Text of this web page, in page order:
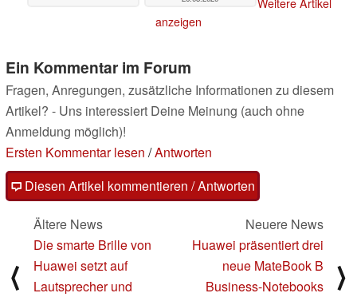
Weitere Artikel
anzeigen
Ein Kommentar im Forum
Fragen, Anregungen, zusätzliche Informationen zu diesem
Artikel? - Uns interessiert Deine Meinung (auch ohne
Anmeldung möglich)!
Ersten Kommentar lesen /Antworten
Diesen Artikel kommentieren / Antworten
⟨
Ältere News
Die smarte Brille von
Huawei setzt auf
Lautsprecher und
Neuere News
Huawei präsentiert drei
neue MateBook B
Business-Notebooks
⟩